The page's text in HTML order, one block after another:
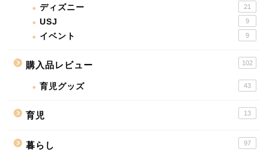
ディズニー 21
USJ 9
イベント 9
購入品レビュー 102
育児グッズ 43
育児 13
暮らし 97